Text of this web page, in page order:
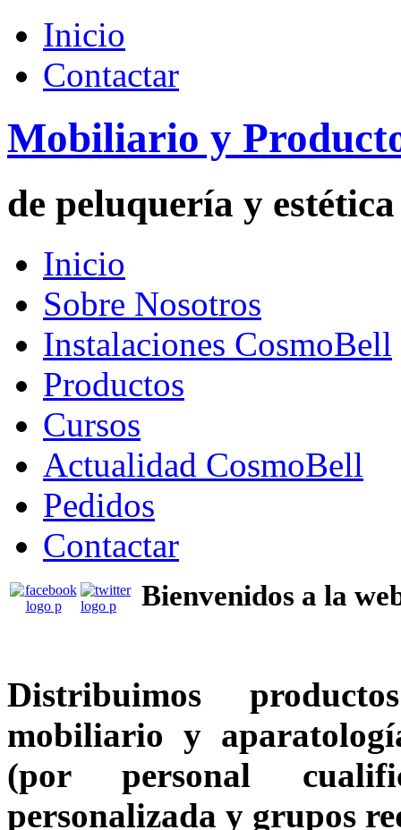
Inicio
Contactar
Mobiliario y
de peluquería y estética
Inicio
Sobre Nosotros
Instalaciones CosmoBell
Productos
Cursos
Actualidad CosmoBell
Pedidos
Contactar
Bienvenidos a la
Distribuimos
mobiliario y
(por personal
personalizada y grupos
70